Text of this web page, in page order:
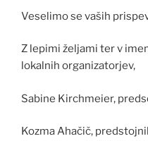
Veselimo se vaših
Z lepimi željami ter v
lokalnih organizatorjev,
Sabine Kirchmeier,
Kozma Ahačič,